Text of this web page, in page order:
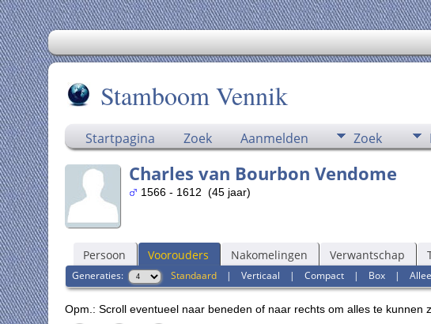
Stamboom Vennik
Startpagina Zoek Aanmelden Zoek
Charles van Bourbon Vendome
1566 - 1612 (45 jaar)
Persoon Voorouders Nakomelingen Verwantschap
Generaties: Standaard| Verticaal | Compact| Box|
Opm.: Scroll eventueel naar beneden of naar rechts om alles te kunnen